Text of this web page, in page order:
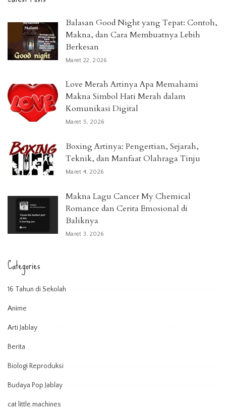
Balasan Good Night yang Tepat: Contoh,
Makna, dan Cara Membuatnya Lebih
Berkesan
Maret 22, 2026
Love Merah Artinya Apa Memahami
Makna Simbol Hati Merah dalam
Komunikasi Digital
Maret 5, 2026
Boxing Artinya: Pengertian, Sejarah,
Teknik, dan Manfaat Olahraga Tinju
Maret 4, 2026
Makna Lagu Cancer My Chemical
Romance dan Cerita Emosional di
Baliknya
Maret 3, 2026
Categories
16 Tahun di Sekolah
Anime
Arti Jablay
Berita
Biologi Reproduksi
Budaya Pop Jablay
cat little machines